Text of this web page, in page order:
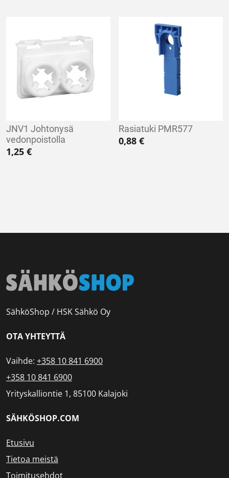
JNV1 Johtonysä
vedonpoistolla
1,25 €
Rasiatuki PMR577
0,88€
SähköShop / HSK Sähkö Oy
OTA YHTEYTTÄ
Vaihde: +358 10 841 6900
+358 10 841 6900
Yrityskalliontie 1, 85100 Kalajoki
SÄHKÖSHOP.COM
Etusivu
Tietoa meistä
Toimitusehdot